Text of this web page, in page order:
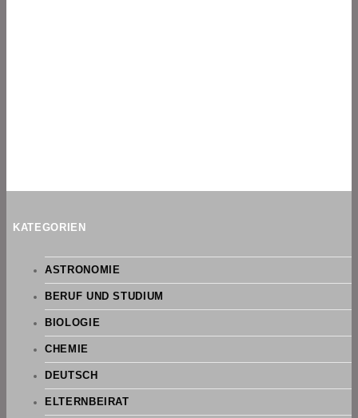
KATEGORIEN
ASTRONOMIE
BERUF UND STUDIUM
BIOLOGIE
CHEMIE
DEUTSCH
ELTERNBEIRAT